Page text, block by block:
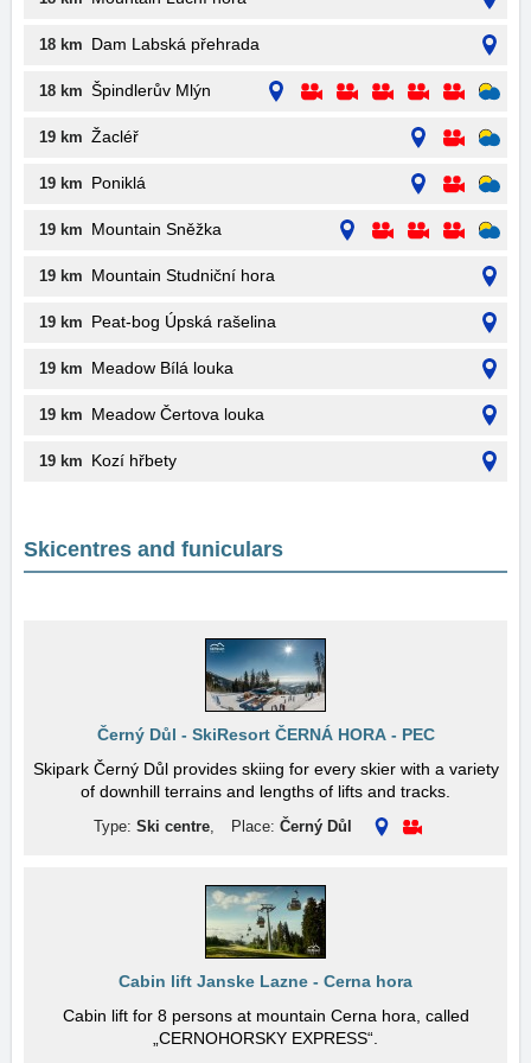
18 km Dam Labská přehrada
18 km Špindlerův Mlýn
19 km Žacléř
19 km Poniklá
19 km Mountain Sněžka
19 km Mountain Studniční hora
19 km Peat-bog Úpská rašelina
19 km Meadow Bílá louka
19 km Meadow Čertova louka
19 km Kozí hřbety
Skicentres and funiculars
Černý Důl - SkiResort ČERNÁ HORA - PEC
Skipark Černý Důl provides skiing for every skier with a variety
of downhill terrains and lengths of lifts and tracks.
Type: Ski centre, Place: Černý Důl
Cabin lift Janske Lazne - Cerna hora
Cabin lift for 8 persons at mountain Cerna hora, called
„CERNOHORSKY EXPRESS“.